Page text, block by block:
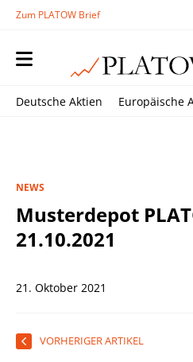
Zum PLATOW Brief
Deutsche Aktien Europäische
NEWS
Musterdepot
21.10.2021
21. Oktober 2021
VORHERIGER ARTIKEL